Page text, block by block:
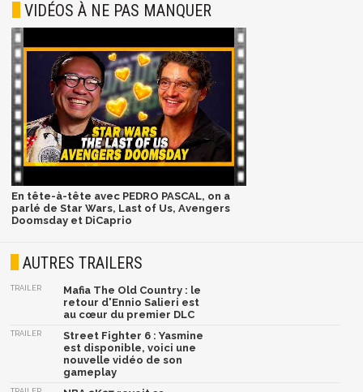
VIDÉOS À NE PAS MANQUER
En tête-à-tête avec PEDRO PASCAL, on a
parlé de Star Wars, Last of Us, Avengers
Doomsday et DiCaprio
AUTRES TRAILERS
TRAILER
Mafia The Old Country : le
retour d'Ennio Salieri est
au cœur du premier DLC
TRAILER
Street Fighter 6 : Yasmine
est disponible, voici une
nouvelle vidéo de son
gameplay